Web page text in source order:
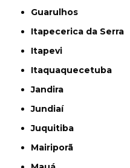
Guarulhos
Itapecerica da Serra
Itapevi
Itaquaquecetuba
Jandira
Jundiaí
Juquitiba
Mairiporã